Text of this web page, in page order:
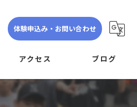
体験申込み・お問い合わせ
アクセス
DANCE STUDIO TRIGER FIRST
ブログ